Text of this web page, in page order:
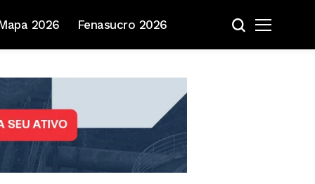
2026 Fenasucro 2026